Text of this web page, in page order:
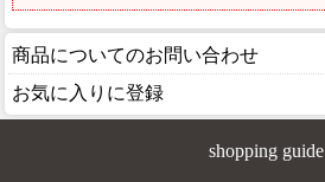
商品についてのお問い合わせ
お気に入りに登録
shopping guide